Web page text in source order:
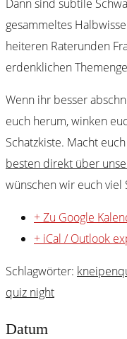
Dann sind subtile
gesammeltes
heiteren Raterunden
erdenklichen
Wenn ihr besser
euch herum, winken
Schatzkiste. Macht
besten direkt über
wünschen wir euch viel
+ Zu Google
+ iCal / Outlook
Schlagwörter:
quiz night
Datum